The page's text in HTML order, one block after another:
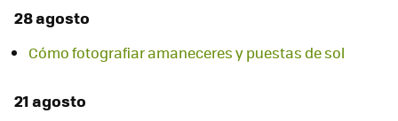
28 agosto
Cómo fotografiar amaneceres y puestas de sol
21 agosto